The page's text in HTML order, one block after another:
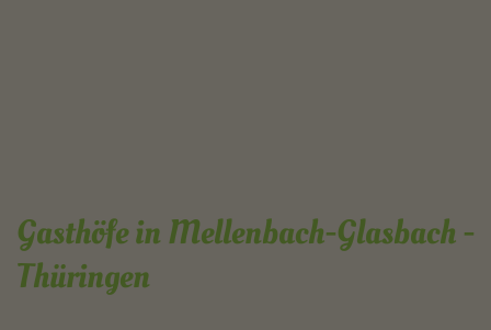
Gasthöfe in Mellenbach-Glasbach -
Thüringen